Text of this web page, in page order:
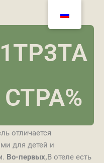
1TP3ТА
СТРА%
SPA –
для
в Анталии!
and SPA 5★
один из
с детьми
отличается
для детей и
Во-первых,В отеле есть